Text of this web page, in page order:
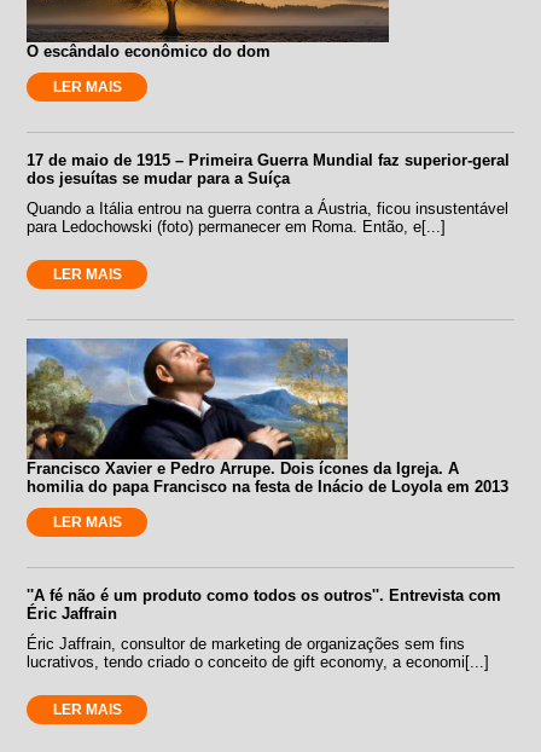
O escândalo econômico do dom
LER MAIS
17 de maio de 1915 – Primeira Guerra Mundial faz superior-geral
dos jesuítas se mudar para a Suíça
Quando a Itália entrou na guerra contra a Áustria, ficou insustentável
para Ledochowski (foto) permanecer em Roma. Então, e[...]
LER MAIS
Francisco Xavier e Pedro Arrupe. Dois ícones da Igreja. A
homilia do papa Francisco na festa de Inácio de Loyola em 2013
LER MAIS
''A fé não é um produto como todos os outros''. Entrevista com
Éric Jaffrain
Éric Jaffrain, consultor de marketing de organizações sem fins
lucrativos, tendo criado o conceito de gift economy, a economi[...]
LER MAIS